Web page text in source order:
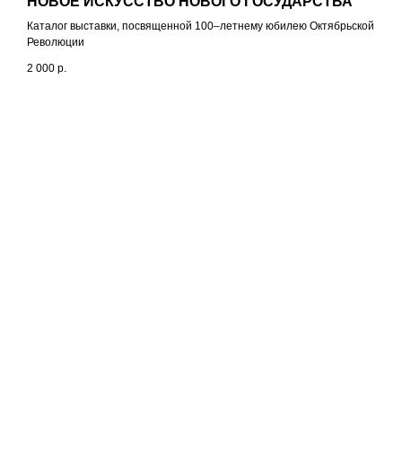
Каталог выставки, посвященной 100–летнему юбилею Октябрьской
Революции
2 000 р.